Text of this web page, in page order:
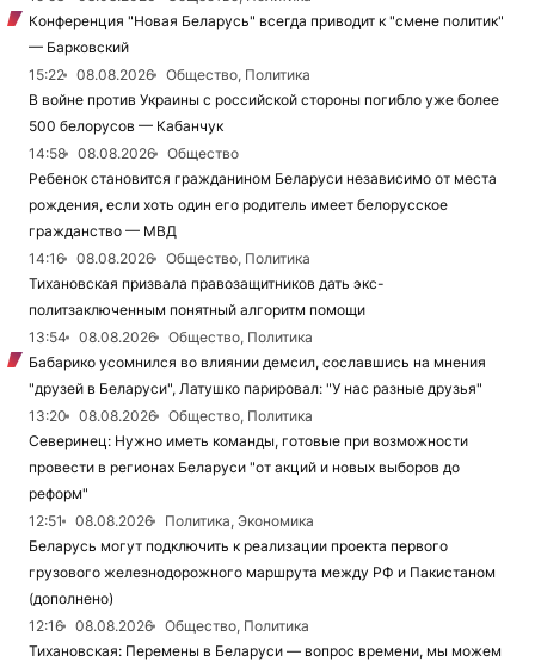
Конференция "Новая Беларусь" всегда приводит к "смене политик"
— Барковский
15:22
08.08.2026
Общество, Политика
В войне против Украины с российской стороны погибло уже более
500 белорусов — Кабанчук
14:58
08.08.2026
Общество
Ребенок становится гражданином Беларуси независимо от места
рождения, если хоть один его родитель имеет белорусское
гражданство — МВД
14:16
08.08.2026
Общество, Политика
Тихановская призвала правозащитников дать экс-
политзаключенным понятный алгоритм помощи
13:54
08.08.2026
Общество, Политика
Бабарико усомнился во влиянии демсил, сославшись на мнения
"друзей в Беларуси", Латушко парировал: "У нас разные друзья"
13:20
08.08.2026
Общество, Политика
Северинец: Нужно иметь команды, готовые при возможности
провести в регионах Беларуси "от акций и новых выборов до
реформ"
12:51
08.08.2026
Политика, Экономика
Беларусь могут подключить к реализации проекта первого
грузового железнодорожного маршрута между РФ и Пакистаном
(дополнено)
12:16
08.08.2026
Общество, Политика
Тихановская: Перемены в Беларуси — вопрос времени, мы можем